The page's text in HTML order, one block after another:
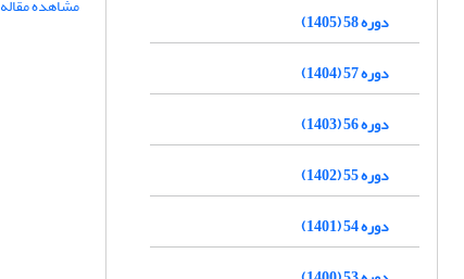
مشاهده مقاله
دوره 58 (1405)
دوره 57 (1404)
دوره 56 (1403)
دوره 55 (1402)
دوره 54 (1401)